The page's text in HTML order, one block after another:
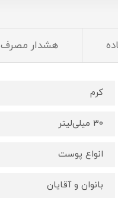
هشدار مصرف
کرم
30 میلی‌لیتر
انواع پوست
بانوان و آقایان